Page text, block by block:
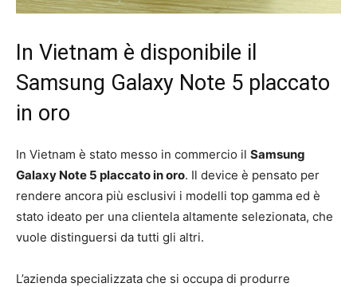
In Vietnam è disponibile il
Samsung Galaxy Note 5 placcato
in oro
In Vietnam è stato messo in commercio il Samsung
Galaxy Note 5 placcato in oro. Il device è pensato per
rendere ancora più esclusivi i modelli top gamma ed è
stato ideato per una clientela altamente selezionata, che
vuole distinguersi da tutti gli altri.
L’azienda specializzata che si occupa di produrre